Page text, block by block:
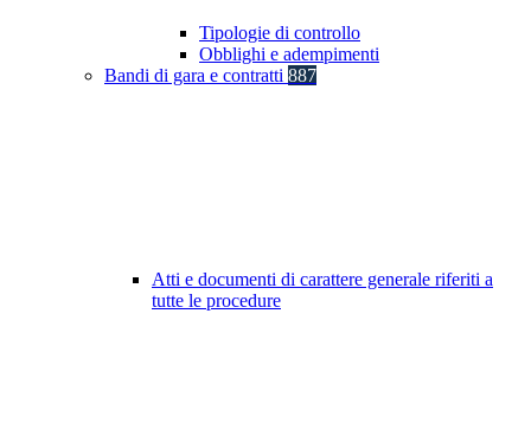
Tipologie di controllo
Obblighi e adempimenti
Bandi di gara e contratti 887
Atti e documenti di carattere generale riferiti a
tutte le procedure